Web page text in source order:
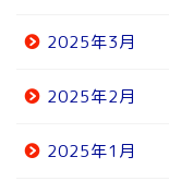
2025年3月
2025年2月
2025年1月